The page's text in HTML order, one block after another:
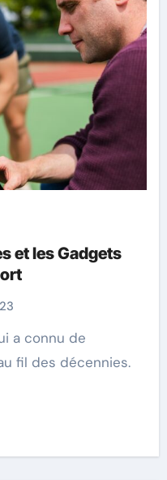
et les Gadgets
fil des décennies.